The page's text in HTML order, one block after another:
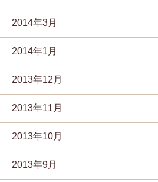
2014年3月
2014年1月
2013年12月
2013年11月
2013年10月
2013年9月